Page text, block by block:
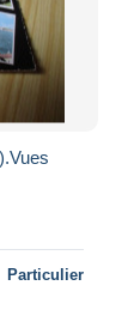
Particulier